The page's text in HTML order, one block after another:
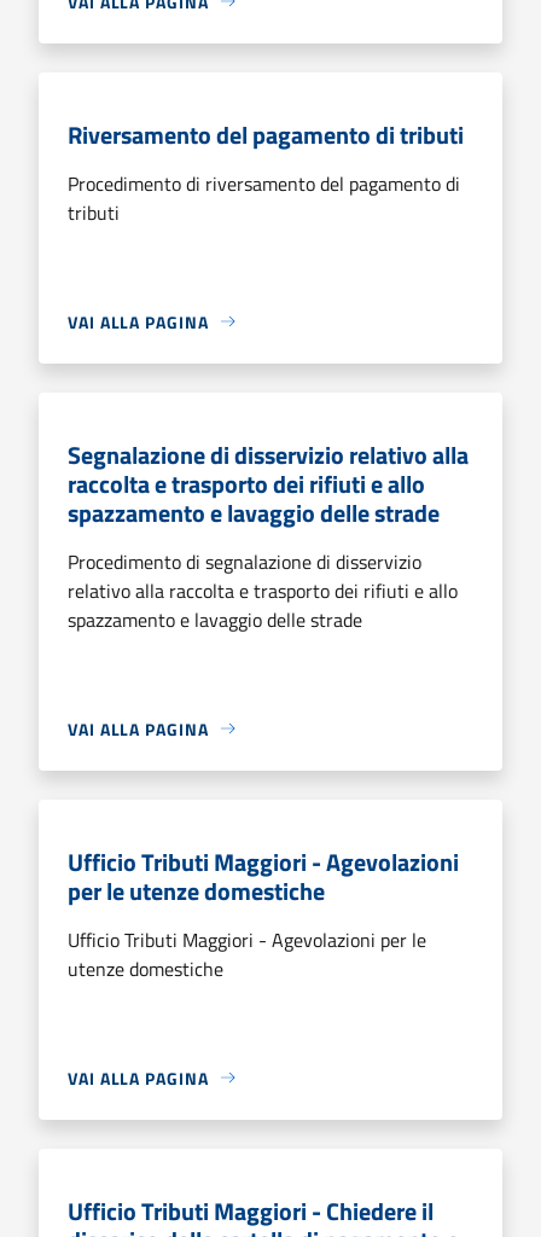
Riversamento del pagamento di tributi
Procedimento di riversamento del pagamento di
tributi
VAI ALLA PAGINA
Segnalazione di disservizio relativo alla
raccolta e trasporto dei rifiuti e allo
spazzamento e lavaggio delle strade
Procedimento di segnalazione di disservizio
relativo alla raccolta e trasporto dei rifiuti e allo
spazzamento e lavaggio delle strade
VAI ALLA PAGINA
Ufficio Tributi Maggiori - Agevolazioni
per le utenze domestiche
Ufficio Tributi Maggiori - Agevolazioni per le
utenze domestiche
VAI ALLA PAGINA
Ufficio Tributi Maggiori - Chiedere il